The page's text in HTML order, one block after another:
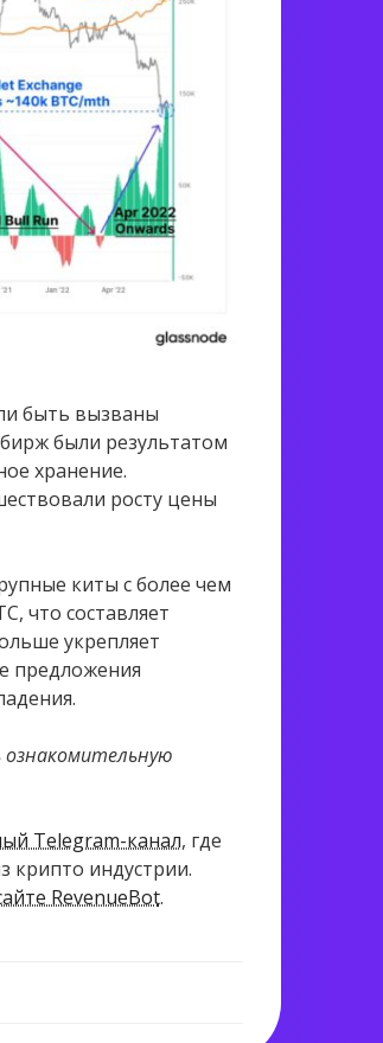
быть вызваны
были результатом
хранение.
росту цены
киты с более чем
что составляет
укрепляет
предложения
Telegram-канал, где
крипто индустрии.
RevenueBot.